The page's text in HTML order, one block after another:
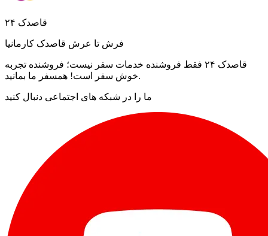
قاصدک ۲۴
فرش تا عرش قاصدک کارمانیا
قاصدک ۲۴ فقط فروشنده خدمات سفر نیست؛ فروشنده تجربه
خوش سفر است! همسفر ما بمانید.
ما را در شبکه های اجتماعی دنبال کنید